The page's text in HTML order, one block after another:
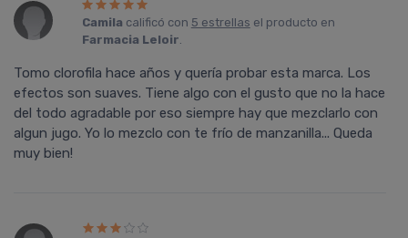
Camila calificó con 5 estrellas el producto en
Farmacia Leloir.
Tomo clorofila hace años y quería probar esta marca. Los
efectos son suaves. Tiene algo con el gusto que no la hace
del todo agradable por eso siempre hay que mezclarlo con
algun jugo. Yo lo mezclo con te frío de manzanilla... Queda
muy bien!